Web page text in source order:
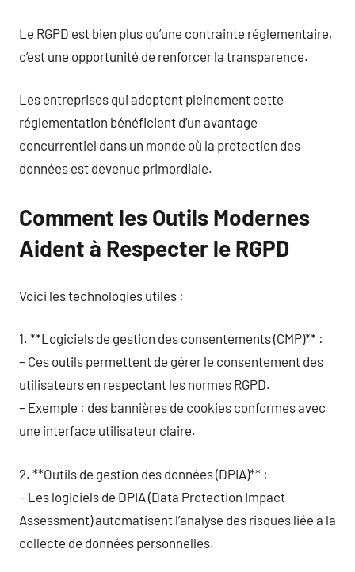
Le RGPD est bien plus qu’une contrainte réglementaire,
c’est une opportunité de renforcer la transparence.
Les entreprises qui adoptent pleinement cette
réglementation bénéficient d’un avantage
concurrentiel dans un monde où la protection des
données est devenue primordiale.
Comment les Outils Modernes
Aident à Respecter le RGPD
Voici les technologies utiles :
1. **Logiciels de gestion des consentements (CMP)** :
– Ces outils permettent de gérer le consentement des
utilisateurs en respectant les normes RGPD.
– Exemple : des bannières de cookies conformes avec
une interface utilisateur claire.
2. **Outils de gestion des données (DPIA)** :
– Les logiciels de DPIA (Data Protection Impact
Assessment) automatisent l’analyse des risques liée à la
collecte de données personnelles.